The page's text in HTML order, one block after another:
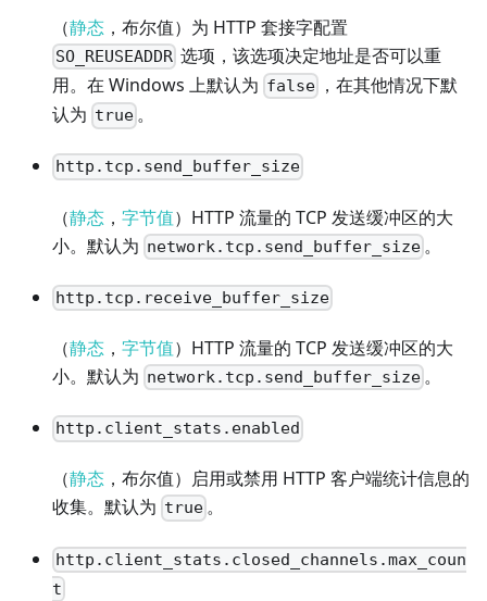
（静态 ，布尔值）为 HTTP 套接字配置
SO_REUSEADDR 选项，该选项决定地址是否可以重
用。在 Windows 上默认为 false ，在其他情况下默
认为 true 。
http.tcp.send_buffer_size
（静态 ， 字节值）HTTP 流量的 TCP 发送缓冲区的大
小。默认为 network.tcp.send_buffer_size 。
http.tcp.receive_buffer_size
（静态 ， 字节值）HTTP 流量的 TCP 发送缓冲区的大
小。默认为 network.tcp.send_buffer_size 。
http.client_stats.enabled
（静态 ，布尔值）启用或禁用 HTTP 客户端统计信息的
收集。默认为 true 。
http.client_stats.closed_channels.max_coun
t